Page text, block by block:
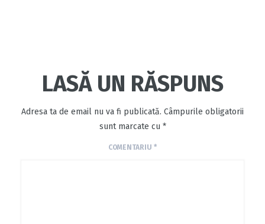
LASĂ UN RĂSPUNS
Adresa ta de email nu va fi publicată. Câmpurile obligatorii
sunt marcate cu *
COMENTARIU *